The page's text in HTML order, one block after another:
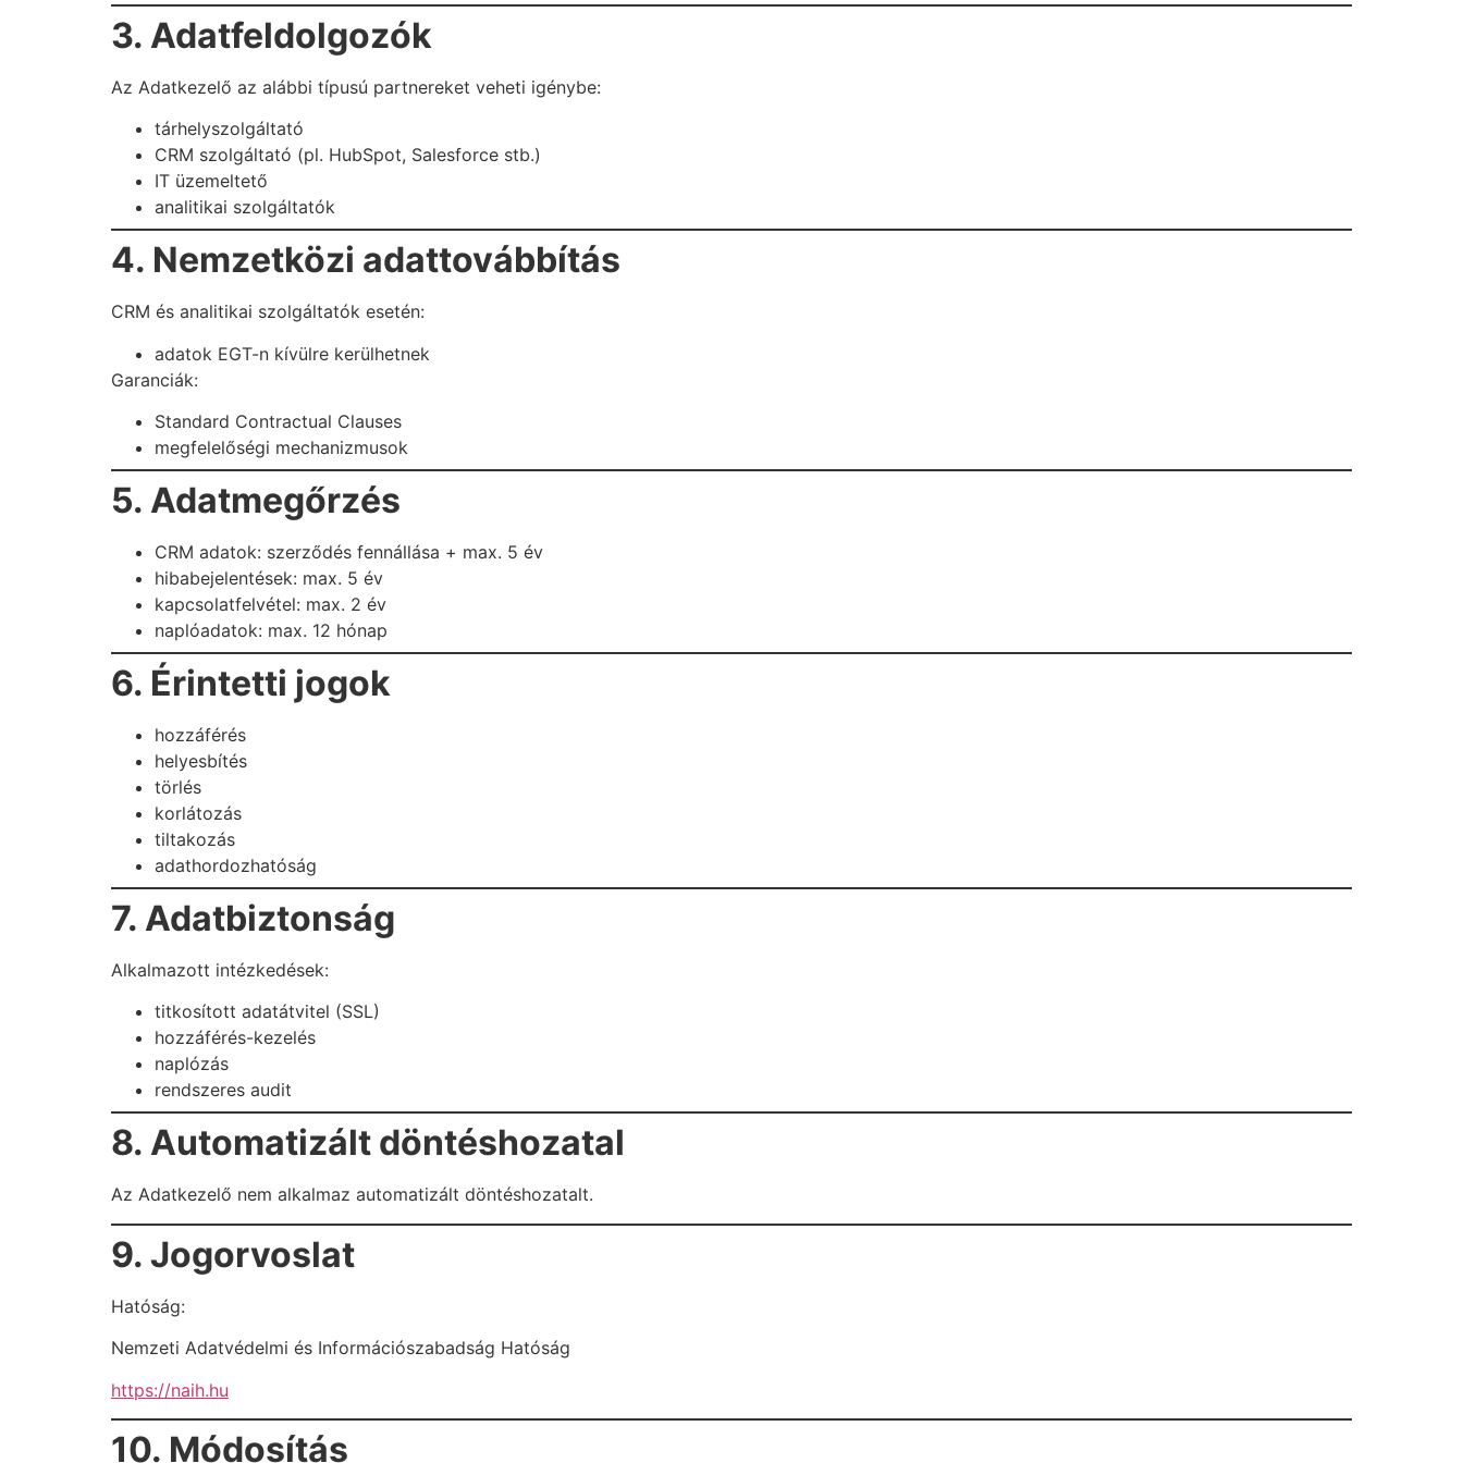
3. Adatfeldolgozók
Az Adatkezelő az alábbi típusú partnereket veheti igénybe:
tárhelyszolgáltató
CRM szolgáltató (pl. HubSpot, Salesforce stb.)
IT üzemeltető
analitikai szolgáltatók
4. Nemzetközi adattovábbítás
CRM és analitikai szolgáltatók esetén:
adatok EGT-n kívülre kerülhetnek
Garanciák:
Standard Contractual Clauses
megfelelőségi mechanizmusok
5. Adatmegőrzés
CRM adatok: szerződés fennállása + max. 5 év
hibabejelentések: max. 5 év
kapcsolatfelvétel: max. 2 év
naplóadatok: max. 12 hónap
6. Érintetti jogok
hozzáférés
helyesbítés
törlés
korlátozás
tiltakozás
adathordozhatóság
7. Adatbiztonság
Alkalmazott intézkedések:
titkosított adatátvitel (SSL)
hozzáférés-kezelés
naplózás
rendszeres audit
8. Automatizált döntéshozatal
Az Adatkezelő nem alkalmaz automatizált döntéshozatalt.
9. Jogorvoslat
Hatóság:
Nemzeti Adatvédelmi és Információszabadság Hatóság
https://naih.hu
10. Módosítás